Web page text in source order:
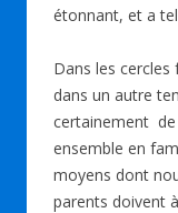
étonnant, et a
Dans les
dans un autre
certainement de
ensemble en
moyens dont
parents doivent